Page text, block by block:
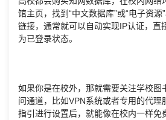
馆主页，找到“中文数据库”或“电子资
链接，通常就可以自动实现IP认证，直
为已登录状态。
如果你是在校外，那就需要关注学校图
问通道，比如VPN系统或者专用的代理
指引进行设置后，就能像在校内一样免